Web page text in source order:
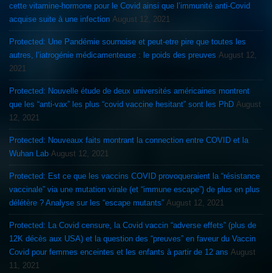
cette vitamine-hormone pour le Covid ainsi que l’immunité anti-Covid
acquise suite à une infection August 12, 2021
Protected: Une Pandémie sournoise et peut-etre pire que toutes les
autres, l’iatrogénie médicamenteuse : le poids des preuves August 12,
2021
Protected: Nouvelle étude de deux universités américaines montrent
que les “anti-vax” les plus “covid vaccine hesitant” sont les PhD August
12, 2021
Protected: Nouveaux faits montrant la connection entre COVID et la
Wuhan Lab August 12, 2021
Protected: Est ce que les vaccins COVID provoqueraient la “résistance
vaccinale” via une mutation virale (et “immune escape”) de plus en plus
délétère ? Analyse sur les “escape mutants” August 12, 2021
Protected: La Covid censure, la Covid vaccin “adverse effets” (plus de
12K décès aux USA) et la question des “preuves” en faveur du Vaccin
Covid pour femmes enceintes et les enfants à partir de 12 ans August
11, 2021